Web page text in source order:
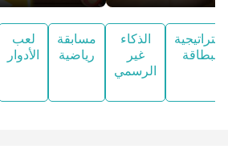
لعب
الأدوار
مسابقة
رياضية
الذكاء
غير
الرسمي
استراتيجية
البطاقة